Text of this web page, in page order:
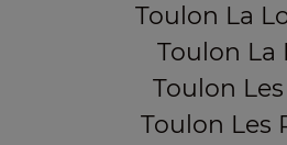
Toulon La
Toulon La
Toulon
Toulon Les